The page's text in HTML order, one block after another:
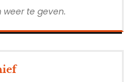
te geven.